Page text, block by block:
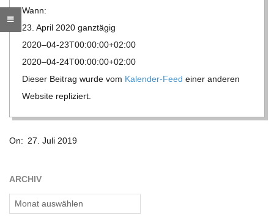
G
O
L
D
S
C
Wann:
23. April 2020 ganz­tä­gig
2020–04-23T00:00:00+02:00
2020–04-24T00:00:00+02:00
Die­ser Bei­trag wurde vom Kalen­der-Feed einer ande­ren
Web­site repliziert.
07-
On: 27. Juli 2019
ARCHIV
Archiv